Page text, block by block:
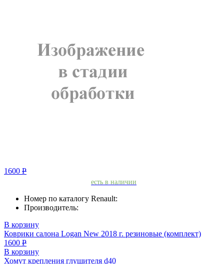
1600 Р
есть в наличии
Номер по каталогу Renault:
Производитель:
В корзину
Коврики салона Logan New 2018 г. резиновые (комплект)
1600 Р
В корзину
Хомут крепления глушителя d40